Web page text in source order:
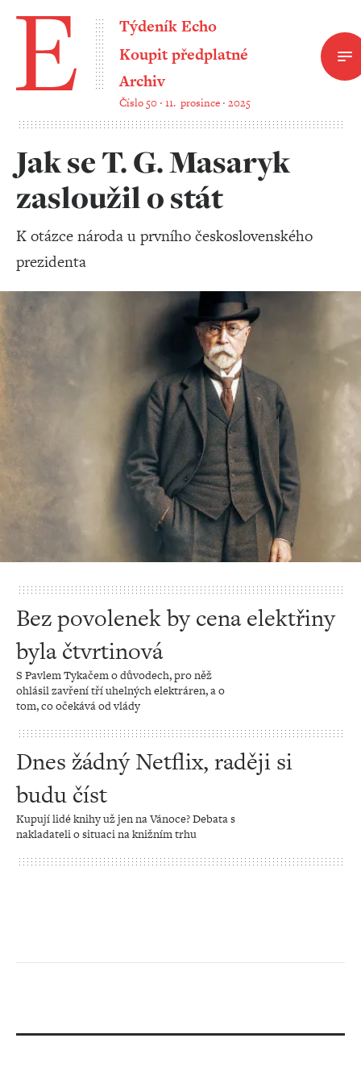
Týdeník Echo
Koupit předplatné
Archiv
Číslo 50 ‧ 11. prosince ‧ 2025
Jak se T. G. Masaryk
zasloužil o stát
K otázce národa u prvního československého
prezidenta
Bez povolenek by cena elektřiny
byla čtvrtinová
S Pavlem Tykačem o důvodech, pro něž
ohlásil zavření tří uhelných elektráren, a o
tom, co očekává od vlády
Dnes žádný Netflix, raději si
budu číst
Kupují lidé knihy už jen na Vánoce? Debata s
nakladateli o situaci na knižním trhu